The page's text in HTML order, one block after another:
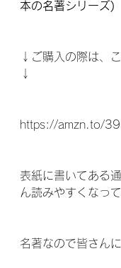
本の名著シリーズ)
↓ご購入の際は、
↓
https://amzn.to/
表紙に書いてある
ん読みやすくなっ
名著なので皆さん